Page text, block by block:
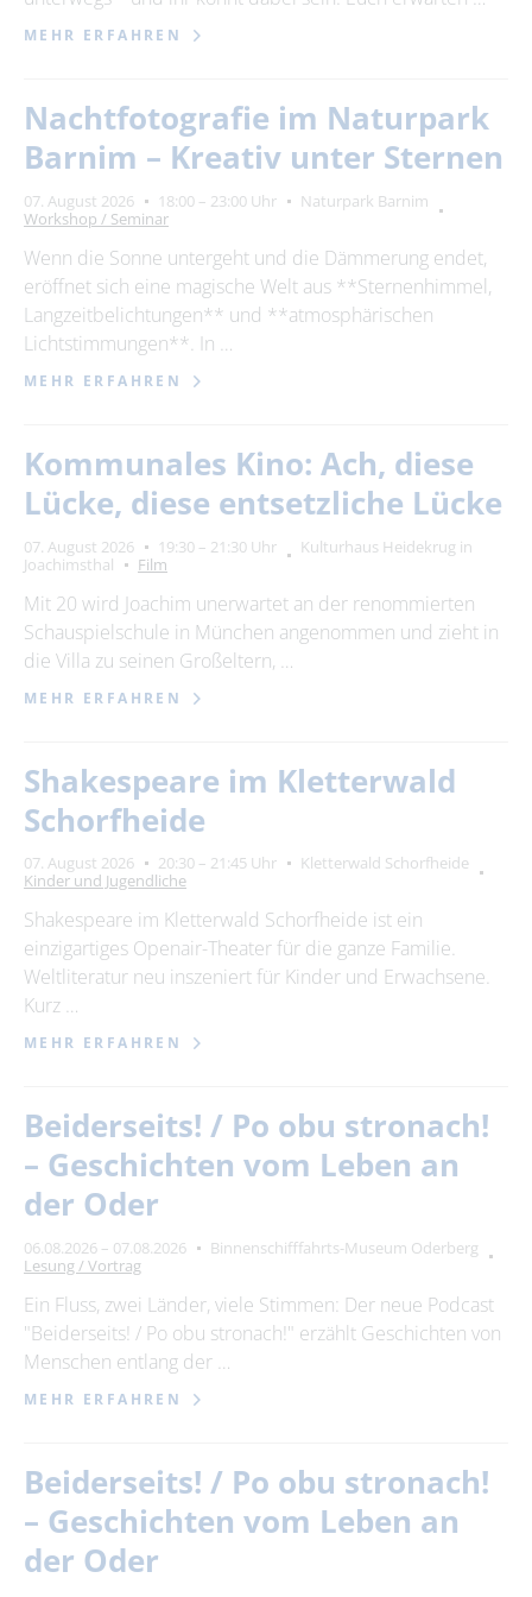
MEHR ERFAHREN
Nachtfotografie im Naturpark
Barnim – Kreativ unter Sternen
07. August 2026 18:00 – 23:00 Uhr
Naturpark Barnim
Workshop / Seminar
Wenn die Sonne untergeht und die Dämmerung endet,
eröffnet sich eine magische Welt aus **Sternenhimmel,
Langzeitbelichtungen** und **atmosphärischen
Lichtstimmungen**. In …
MEHR ERFAHREN
Kommunales Kino: Ach, diese
Lücke, diese entsetzliche Lücke
07. August 2026 19:30 – 21:30 Uhr
Kulturhaus Heidekrug in
Joachimsthal
Film
Mit 20 wird Joachim unerwartet an der renommierten
Schauspielschule in München angenommen und zieht in
die Villa zu seinen Großeltern, …
MEHR ERFAHREN
Shakespeare im Kletterwald
Schorfheide
07. August 2026 20:30 – 21:45 Uhr
Kletterwald Schorfheide
Kinder und Jugendliche
Shakespeare im Kletterwald Schorfheide ist ein
einzigartiges Openair-Theater für die ganze Familie.
Weltliteratur neu inszeniert für Kinder und Erwachsene.
Kurz …
MEHR ERFAHREN
Beiderseits! / Po obu stronach!
– Geschichten vom Leben an
der Oder
06.08.2026 – 07.08.2026
Binnenschifffahrts-Museum Oderberg
Lesung / Vortrag
Ein Fluss, zwei Länder, viele Stimmen: Der neue Podcast
"Beiderseits! / Po obu stronach!" erzählt Geschichten von
Menschen entlang der …
MEHR ERFAHREN
Beiderseits! / Po obu stronach!
– Geschichten vom Leben an
der Oder